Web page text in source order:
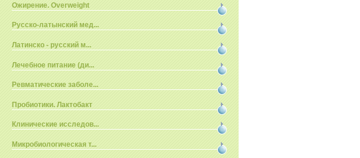
Ожирение. Overweight
Русско-латынский мед...
Латинско - русский м...
Лечебное питание (ди...
Ревматические заболе...
Пробиотики. Лактобакт
Клинические исследов...
Микробиологическая т...